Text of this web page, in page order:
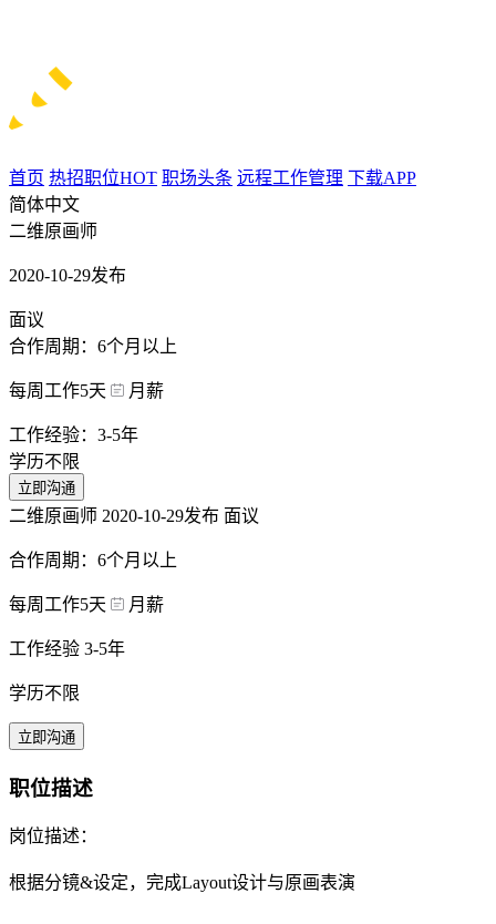
首页 热招职位HOT 职场头条 远程工作管理 下载APP
简体中文
二维原画师
2020-10-29发布
面议
合作周期：6个月以上
每周工作5天 月薪
工作经验：3-5年
学历不限
立即沟通
二维原画师 2020-10-29发布 面议
合作周期：6个月以上
每周工作5天 月薪
工作经验 3-5年
学历不限
立即沟通
职位描述
岗位描述：
根据分镜&设定，完成Layout设计与原画表演